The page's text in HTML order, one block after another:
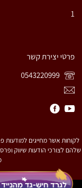
1
פרטי יצירת קשר
לקוחות אשר מחייגים
שלהם לצורכי הודעות שיווק